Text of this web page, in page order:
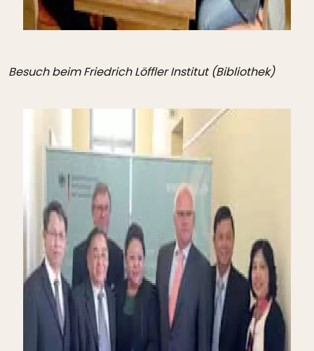
Besuch beim Friedrich Löffler Institut (Bibliothek)